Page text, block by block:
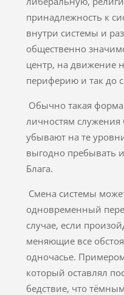
принадлежность к
внутри системы и
общественно
центр, на движение
периферию и так до
Обычно такая
личностям
убывают на те
выгодно пребывать
Блага.
Смена системы
одновременный
случае, если
меняющие все
одночасье.
который оставлял
бедствие, что